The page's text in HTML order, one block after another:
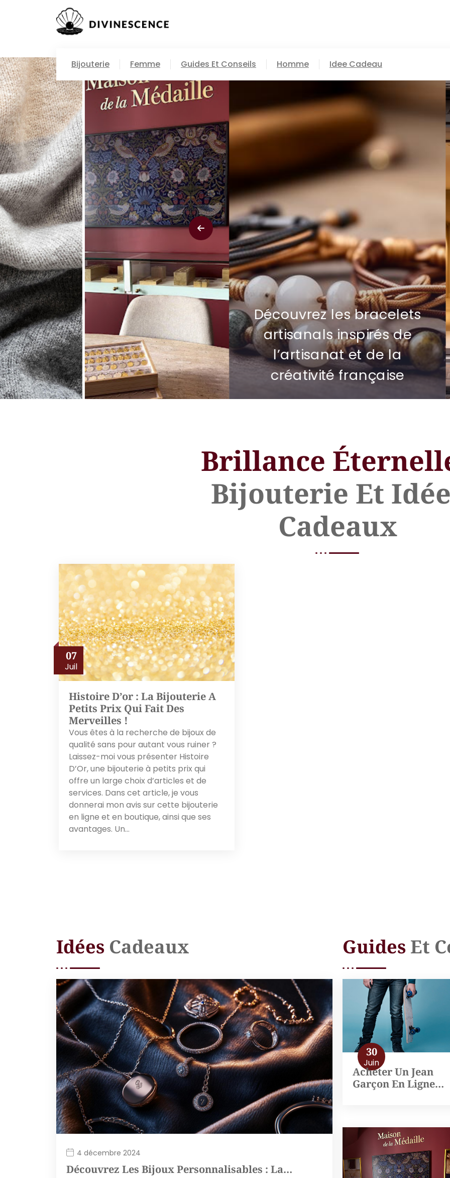
Bijouterie Femme Guides Et Conseils Homme Idee Cadeau
Découvrez la bijouterie ABC
Gold à Avignon : un écrin
de créations artistiques
uniques
Brillance
Bijouterie Et
Cadeaux
07
Juil
Histoire D’or : La Bijouterie A
Petits Prix Qui Fait Des
Merveilles !
Vous êtes à la recherche de bijoux de
qualité sans pour autant vous ruiner ?
Laissez-moi vous présenter Histoire
D’Or, une bijouterie à petits prix qui
offre un large choix d’articles et de
services. Dans cet article, je vous
donnerai mon avis sur cette bijouterie
en ligne et en boutique, ainsi que ses
avantages. Un…
Idées Cadeaux
4 décembre 2024
Découvrez Les Bijoux Personnalisables : La…
Guides Et
30
Juin
Acheter Un Jean
Garçon En Ligne…